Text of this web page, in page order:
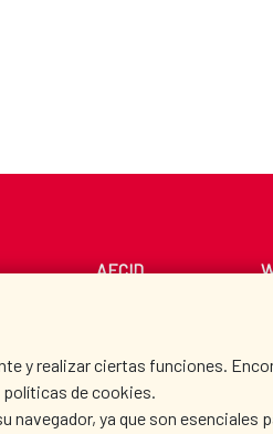
y realizar ciertas funciones.
políticas de cookies.
navegador, ya que son esenciales
AECID
PRESS ROOM